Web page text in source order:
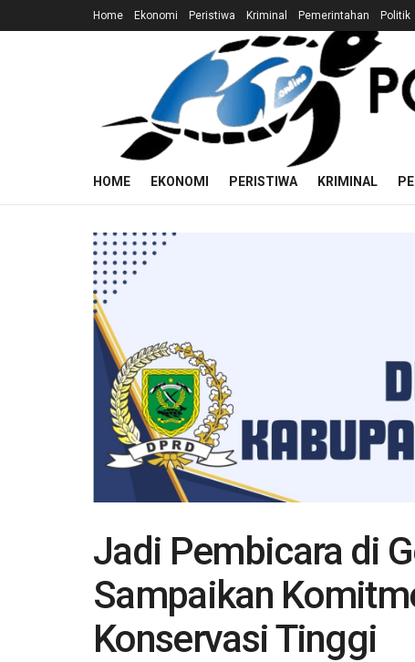
Home Ekonomi Peristiwa Kriminal Pemerintahan Politik
HOME EKONOMI PERISTIWA KRIMINAL
Jadi Pembicara di
Sampaikan
Konservasi Tinggi